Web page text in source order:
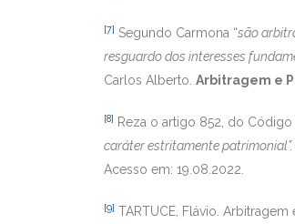
[7] Segundo Carmona “são
resguardo dos interesses
Carlos Alberto. Arbitragem e
[8] Reza o artigo 852, do Código
caráter estritamente patrimonial”.
Acesso em: 19.08.2022.
[9] TARTUCE, Flávio. Arbitragem